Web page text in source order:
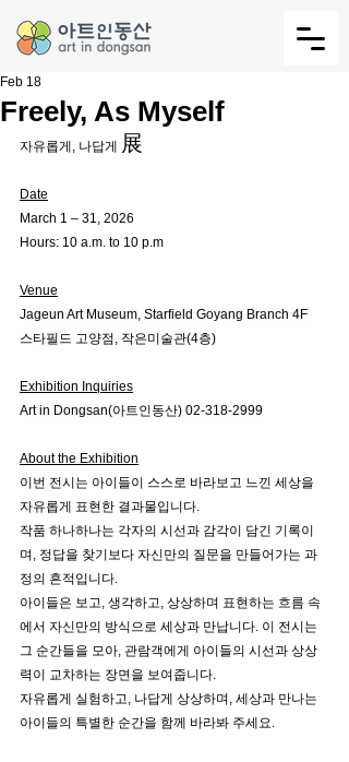
Freely, As Myself
Feb 18
자유롭게, 나답게 展
Date
March 1 – 31, 2026
Hours: 10 a.m. to 10 p.m
Venue
Jageun Art Museum, Starfield Goyang Branch 4F
스타필드 고양점, 작은미술관(4층)
Exhibition Inquiries
Art in Dongsan(아트인동산) 02-318-2999
About the Exhibition
이번 전시는 아이들이 스스로 바라보고 느낀 세상을
자유롭게 표현한 결과물입니다.
작품 하나하나는 각자의 시선과 감각이 담긴 기록이
며, 정답을 찾기보다 자신만의 질문을 만들어가는 과
정의 흔적입니다.
아이들은 보고, 생각하고, 상상하며 표현하는 흐름 속
에서 자신만의 방식으로 세상과 만납니다. 이 전시는
그 순간들을 모아, 관람객에게 아이들의 시선과 상상
력이 교차하는 장면을 보여줍니다.
자유롭게 실험하고, 나답게 상상하며, 세상과 만나는
아이들의 특별한 순간을 함께 바라봐 주세요.